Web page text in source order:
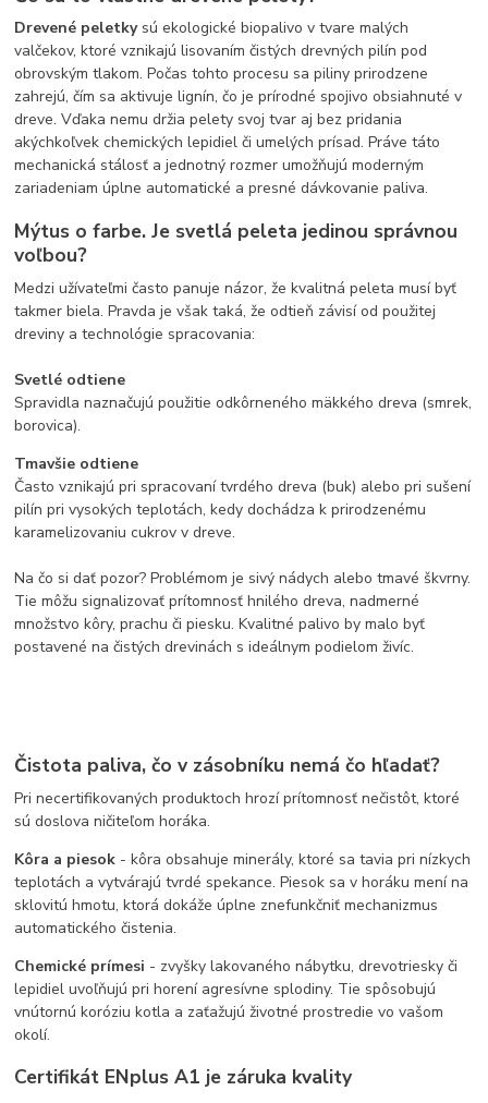
Drevené peletkysú ekologické biopalivo v tvare malých
valčekov, ktoré vznikajú lisovaním čistých drevných pilín pod
obrovským tlakom. Počas tohto procesu sa piliny prirodzene
zahrejú, čím sa aktivuje lignín, čo je prírodné spojivo obsiahnuté v
dreve. Vďaka nemu držia pelety svoj tvar aj bez pridania
akýchkoľvek chemických lepidiel či umelých prísad. Práve táto
mechanická stálosť a jednotný rozmer umožňujú moderným
zariadeniam úplne automatické a presné dávkovanie paliva.
Mýtus o farbe. Je svetlá peleta jedinou správnou
voľbou?
Medzi užívateľmi často panuje názor, že kvalitná peleta musí byť
takmer biela. Pravda je však taká, že odtieň závisí od použitej
dreviny a technológie spracovania:
Svetlé odtiene
Spravidla naznačujú použitie odkôrneného mäkkého dreva (smrek,
borovica).
Tmavšie odtiene
Často vznikajú pri spracovaní tvrdého dreva (buk) alebo pri sušení
pilín pri vysokých teplotách, kedy dochádza k prirodzenému
karamelizovaniu cukrov v dreve.
Na čo si dať pozor? Problémom je sivý nádych alebo tmavé škvrny.
Tie môžu signalizovať prítomnosť hnilého dreva, nadmerné
množstvo kôry, prachu či piesku. Kvalitné palivo by malo byť
postavené na čistých drevinách s ideálnym podielom živíc.
Čistota paliva, čo v zásobníku nemá čo hľadať?
Pri necertifikovaných produktoch hrozí prítomnosť nečistôt, ktoré
sú doslova ničiteľom horáka.
Kôra a piesok - kôra obsahuje minerály, ktoré sa tavia pri nízkych
teplotách a vytvárajú tvrdé spekance. Piesok sa v horáku mení na
sklovitú hmotu, ktorá dokáže úplne znefunkčniť mechanizmus
automatického čistenia.
Chemické prímesi - zvyšky lakovaného nábytku, drevotriesky či
lepidiel uvoľňujú pri horení agresívne splodiny. Tie spôsobujú
vnútornú koróziu kotla a zaťažujú životné prostredie vo vašom
okolí.
Certifikát ENplus A1 je záruka kvality